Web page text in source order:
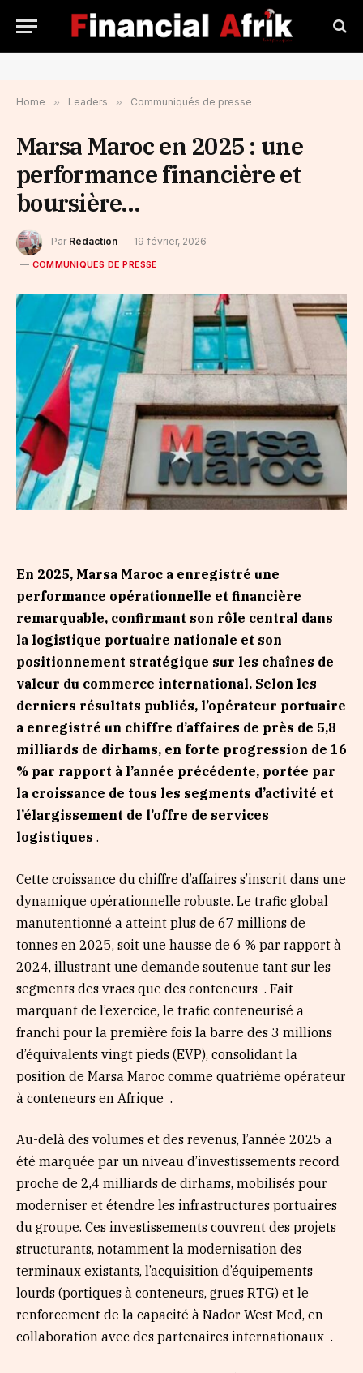
Home » Leaders » Communiqués de presse
Marsa Maroc en 2025 : une
performance financière et
boursière…
Par Rédaction 19 février, 2026
COMMUNIQUÉS DE PRESSE
En 2025, Marsa Maroc a enregistré une
performance opérationnelle et financière
remarquable, confirmant son rôle central dans
la logistique portuaire nationale et son
positionnement stratégique sur les chaînes de
valeur du commerce international. Selon les
derniers résultats publiés, l’opérateur portuaire
a enregistré un chiffre d’affaires de près de 5,8
milliards de dirhams, en forte progression de 16
% par rapport à l’année précédente, portée par
la croissance de tous les segments d’activité et
l’élargissement de l’offre de services
logistiques .
Cette croissance du chiffre d’affaires s’inscrit dans une
dynamique opérationnelle robuste. Le trafic global
manutentionné a atteint plus de 67 millions de
tonnes en 2025, soit une hausse de 6 % par rapport à
2024, illustrant une demande soutenue tant sur les
segments des vracs que des conteneurs . Fait
marquant de l’exercice, le trafic conteneurisé a
franchi pour la première fois la barre des 3 millions
d’équivalents vingt pieds (EVP), consolidant la
position de Marsa Maroc comme quatrième opérateur
à conteneurs en Afrique .
Au-delà des volumes et des revenus, l’année 2025 a
été marquée par un niveau d’investissements record
proche de 2,4 milliards de dirhams, mobilisés pour
moderniser et étendre les infrastructures portuaires
du groupe. Ces investissements couvrent des projets
structurants, notamment la modernisation des
terminaux existants, l’acquisition d’équipements
lourds (portiques à conteneurs, grues RTG) et le
renforcement de la capacité à Nador West Med, en
collaboration avec des partenaires internationaux .